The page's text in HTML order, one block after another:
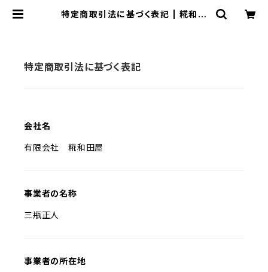
特定商取引法に基づく表記 | 糀和田
特定商取引法に基づく表記
会社名
有限会社 糀和田屋
事業者の名称
三瓶正人
事業者の所在地